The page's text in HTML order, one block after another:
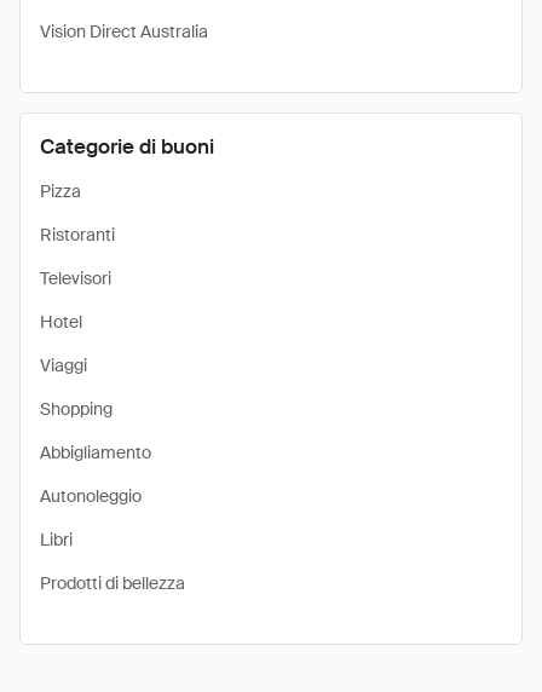
Vision Direct Australia
Categorie di buoni
Pizza
Ristoranti
Televisori
Hotel
Viaggi
Shopping
Abbigliamento
Autonoleggio
Libri
Prodotti di bellezza